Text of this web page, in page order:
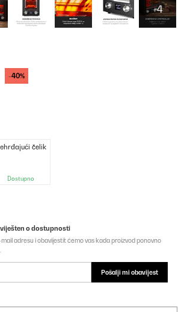
+4
-40%
čelik
Dostupno
o dostupnosti
adresu i obavijestit ćemo vas kada proizvod ponovno
Pošalji mi obavijest